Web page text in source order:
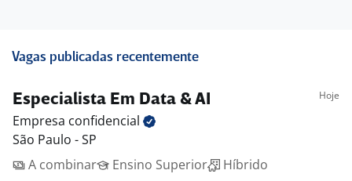
Vagas publicadas recentemente
Especialista Em Data & AI Hoje
Empresa confidencial
São Paulo - SP
A combinar
Ensino Superior Híbrido